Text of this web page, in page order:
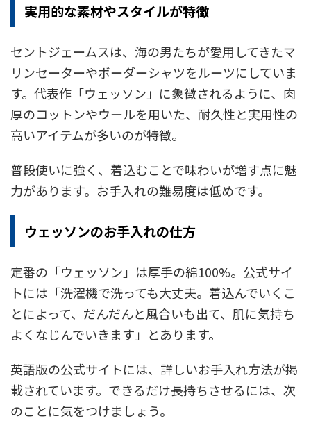
実用的な素材やスタイルが特徴
セントジェームスは、海の男たちが愛用してきたマ
リンセーターやボーダーシャツをルーツにしていま
す。代表作「ウェッソン」に象徴されるように、肉
厚のコットンやウールを用いた、耐久性と実用性の
高いアイテムが多いのが特徴。
普段使いに強く、着込むことで味わいが増す点に魅
力があります。お手入れの難易度は低めです。
ウェッソンのお手入れの仕方
定番の「ウェッソン」は厚手の綿100%。公式サイ
トには「洗濯機で洗っても大丈夫。着込んでいくこ
とによって、だんだんと風合いも出て、肌に気持ち
よくなじんでいきます」とあります。
英語版の公式サイトには、詳しいお手入れ方法が掲
載されています。できるだけ長持ちさせるには、次
のことに気をつけましょう。